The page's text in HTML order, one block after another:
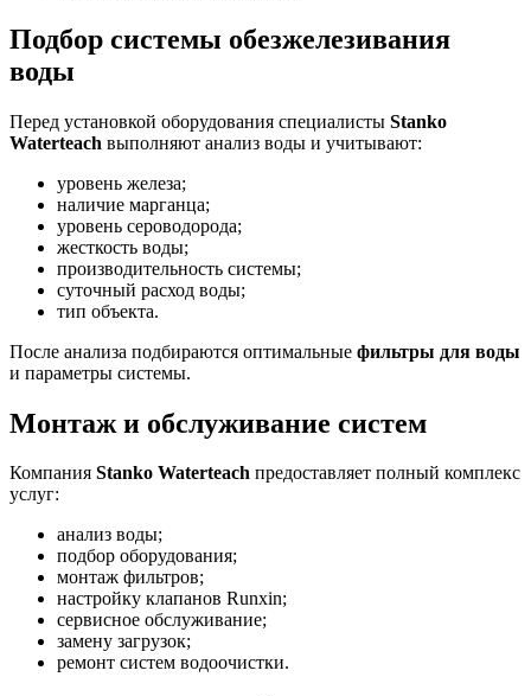
Подбор системы обезжелезивания
воды
Перед установкой оборудования специалисты Stanko
Waterteach выполняют анализ воды и учитывают:
уровень железа;
наличие марганца;
уровень сероводорода;
жесткость воды;
производительность системы;
суточный расход воды;
тип объекта.
После анализа подбираются оптимальные фильтры для воды
и параметры системы.
Монтаж и обслуживание систем
Компания Stanko Waterteach предоставляет полный комплекс
услуг:
анализ воды;
подбор оборудования;
монтаж фильтров;
настройку клапанов Runxin;
сервисное обслуживание;
замену загрузок;
ремонт систем водоочистки.